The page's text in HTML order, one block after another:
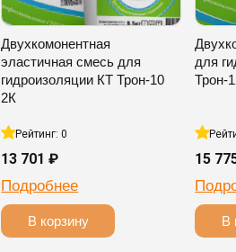
Двухкомонентная
эластичная смесь для
гидроизоляции КТ Трон-10
2К
Рейтинг: 0
13 701 ₽
Подробнее
В корзину
для
Трон-
15
В